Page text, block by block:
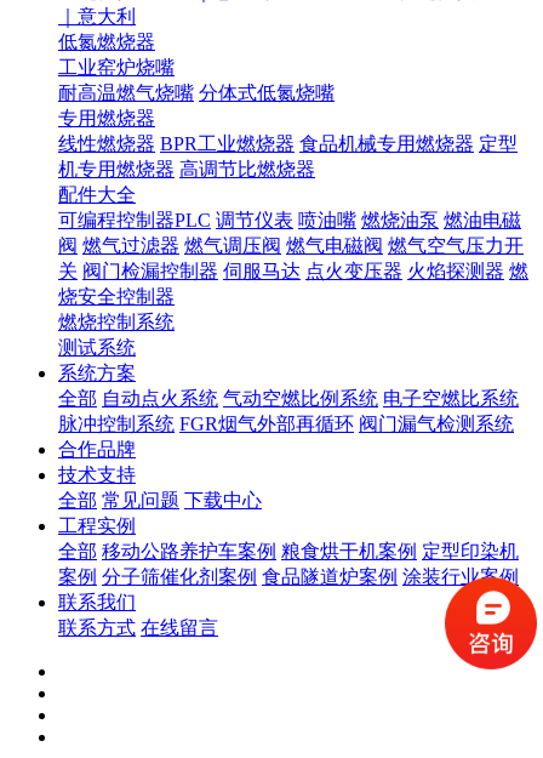
｜意大利
低氮燃烧器
工业窑炉烧嘴
耐高温燃气烧嘴 分体式低氮烧嘴
专用燃烧器
线性燃烧器 BPR工业燃烧器 食品机械专用燃烧器 定型
机专用燃烧器 高调节比燃烧器
配件大全
可编程控制器PLC 调节仪表 喷油嘴 燃烧油泵 燃油电磁
阀 燃气过滤器 燃气调压阀 燃气电磁阀 燃气空气压力开
关 阀门检漏控制器 伺服马达 点火变压器 火焰探测器 燃
烧安全控制器
燃烧控制系统
测试系统
系统方案
全部 自动点火系统 气动空燃比例系统 电子空燃比系统
脉冲控制系统 FGR烟气外部再循环 阀门漏气检测系统
合作品牌
技术支持
全部 常见问题 下载中心
工程实例
全部 移动公路养护车案例 粮食烘干机案例 定型印染机
案例 分子筛催化剂案例 食品隧道炉案例 涂装行业案例
联系我们
联系方式 在线留言